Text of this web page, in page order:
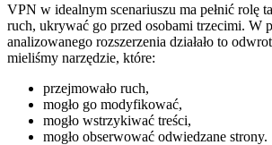
VPN w idealnym scenariuszu ma pełnić rolę
ruch, ukrywać go przed osobami trzecimi. W
analizowanego rozszerzenia działało to
mieliśmy narzędzie, które:
przejmowało ruch,
mogło go modyfikować,
mogło wstrzykiwać treści,
mogło obserwować odwiedzane strony.